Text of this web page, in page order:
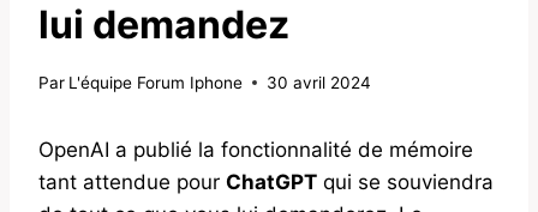
lui demandez
Par L'équipe Forum Iphone 30 avril 2024
OpenAI a publié la fonctionnalité de mémoire
tant attendue pour ChatGPT qui se souviendra